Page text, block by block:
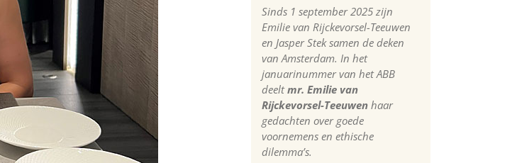
Sinds 1 september 2025 zijn
Emilie van Rijckevorsel-Teeuwen
en Jasper Stek samen de deken
van Amsterdam. In het
januarinummer van het ABB
deeltmr. Emilie van
Rijckevorsel-Teeuwen haar
gedachten over goede
voornemens en ethische
dilemma’s.